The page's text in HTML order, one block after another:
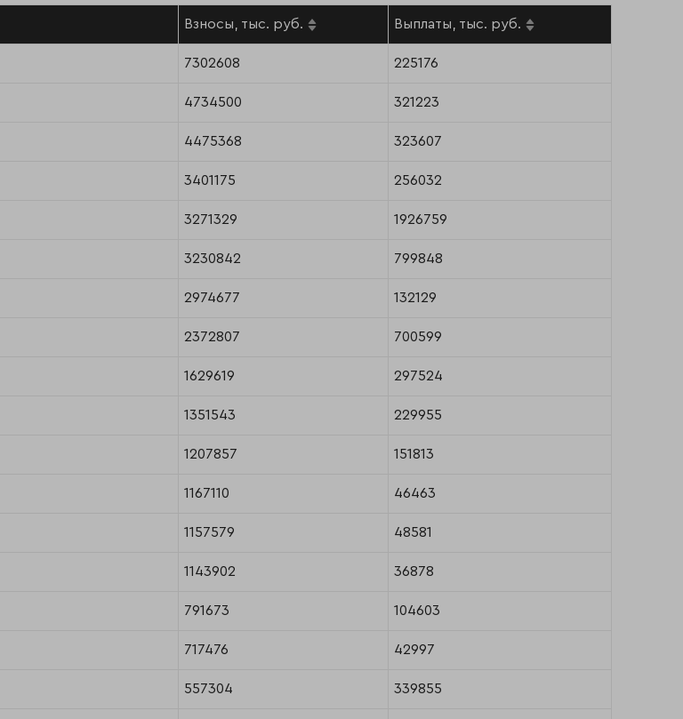
Взносы, тыс. руб. Выплаты, тыс. руб.
7302608 225176
4734500 321223
4475368 323607
3401175 256032
3271329 1926759
3230842 799848
2974677 132129
2372807 700599
1629619 297524
1351543 229955
1207857 151813
1167110 46463
1157579 48581
1143902 36878
791673 104603
717476 42997
557304 339855